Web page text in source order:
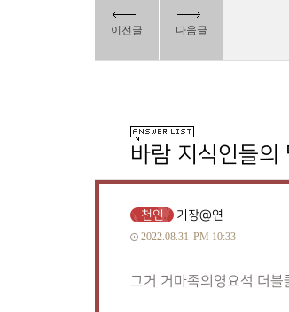
이전글 다음글
바람 지식인들의
천인 기장@연
2022.08.31 PM 10:33
그거 거마족의영요석 더